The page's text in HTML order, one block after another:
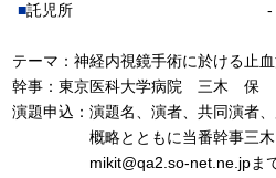
託児所
-
テーマ：神経内視鏡手術に於ける止
幹事：東京医科大学病院 三木 保
演題申込：演題名、演者、共同演者
概略とともに当番幹事三木 保
mikit@qa2.so-net.ne.jpまでご